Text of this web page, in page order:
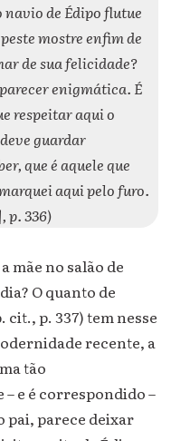
navio de Édipo flutue
mostre enfim de
de sua felicidade?
enigmática. É
respeitar aqui o
guardar
que é aquele que
aqui pelo furo.
p. 336)
mãe no salão de
O quanto de
cit., p. 337) tem nesse
recente, a
tão
e é correspondido –
pai, parece deixar